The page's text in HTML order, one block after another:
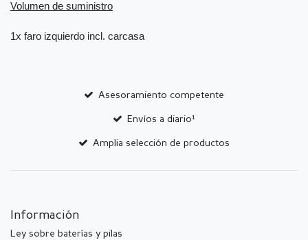
Volumen de suministro
1x faro izquierdo incl. carcasa
Asesoramiento competente
Envíos a diario¹
Amplia selección de productos
Información
Ley sobre baterías y pilas